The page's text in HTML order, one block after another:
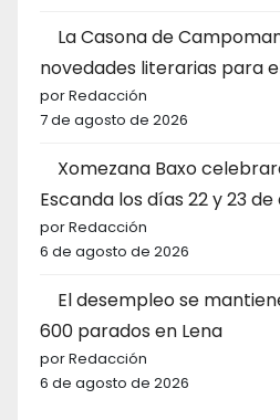
La Casona de
novedades literarias para
por Redacción
7 de agosto de 2026
Xomezana Baxo
Escanda los días 22 y 23
por Redacción
6 de agosto de 2026
El desempleo se
600 parados en Lena
por Redacción
6 de agosto de 2026